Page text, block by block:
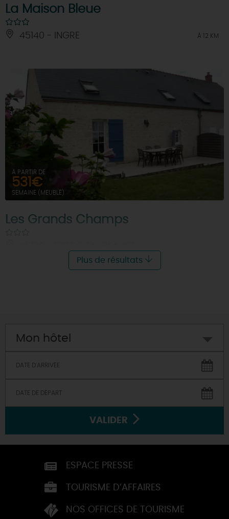
La Maison Bleue
45140 - INGRE À 12 KM
À PARTIR DE
531€
SEMAINE (MEUBLÉ)
Les Grands Champs
Plus de résultats
Mon hôtel
VALIDER
ESPACE PRESSE
TOURISME D’AFFAIRES
NOS OFFICES DE TOURISME